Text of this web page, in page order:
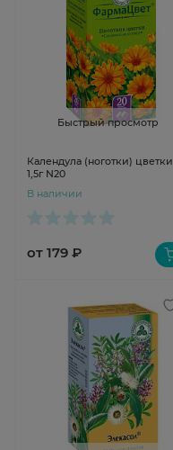
Быстрый просмотр
Календула (ноготки) цветки
1,5г N20
В наличии
от 179 ₽